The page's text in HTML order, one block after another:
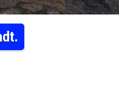
IN DER NÜRNBERGER INNENSTADT.